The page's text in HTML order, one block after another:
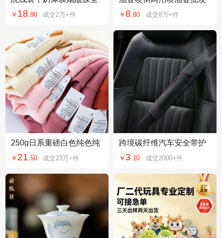
膜烟酰胺身体乳
￥ 18.90 成交2万+件
油油瓶源头工厂
￥8.80 成交8万+件
250g日系重磅白色纯色纯
体恤打底衫批发
￥ 21.50 成交23万+件
跨境碳纤维汽车安全带护
运动款速卖通
￥3.10 成交2000+件